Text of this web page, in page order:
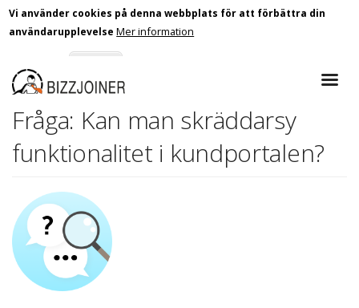
Vi använder cookies på denna webbplats för att förbättra din
användarupplevelse Mer information
Godkänn
to
content
Fråga: Kan man skräddarsy
funktionalitet i kundportalen?